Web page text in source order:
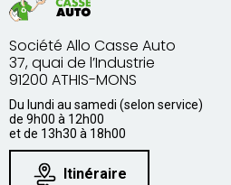
Société Allo Casse Auto
37, quai de l’Industrie
91200 ATHIS-MONS
Du lundi au samedi (selon service)
de 9h00 à 12h00
et de 13h30 à 18h00
Itinéraire